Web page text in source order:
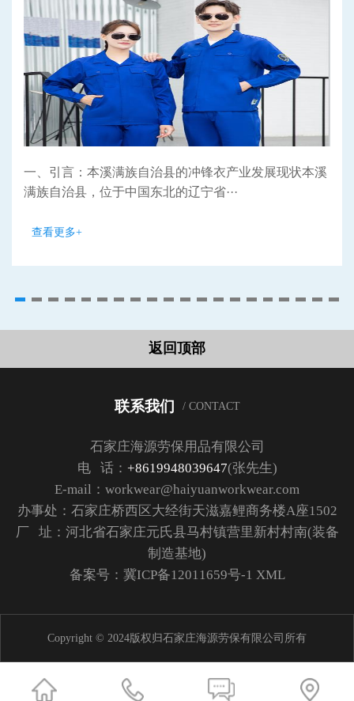
一、引言：本溪满族自治县的冲锋衣产业发展现状本溪
满族自治县，位于中国东北的辽宁省···
查看更多+
返回顶部
联系我们 / CONTACT
石家庄海源劳保用品有限公司
电 话： +8619948039647(张先生)
E-mail：workwear@haiyuanworkwear.com
办事处：石家庄桥西区大经街天滋嘉鲤商务楼A座1502
厂 址：河北省石家庄元氏县马村镇营里新村村南(装备
制造基地)
备案号： 冀ICP备12011659号-1 XML
Copyright © 2024版权归石家庄海源劳保有限公司所有